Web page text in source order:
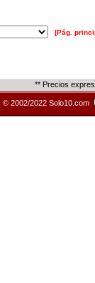
[Pág.
** Precios
© 2002/2022 Solo10.com